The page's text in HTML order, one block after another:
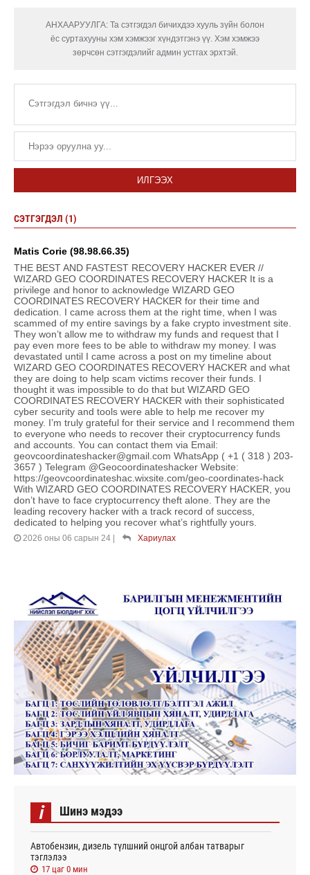
АНХААРУУЛГА: Та сэтгэгдэл бичихдээ хууль зүйн болон
ёс суртахууны хэм хэмжээг хүндэтгэнэ үү. Хэм хэмжээ
зөрчсөн сэтгэгдэлийг админ устгах эрхтэй.
ИЛГЭЭХ
СЭТГЭГДЭЛ (1)
Matis Corie (98.98.66.35)
THE BEST AND FASTEST RECOVERY HACKER EVER //
WIZARD GEO COORDINATES RECOVERY HACKER It is a
privilege and honor to acknowledge WIZARD GEO
COORDINATES RECOVERY HACKER for their time and
dedication. I came across them at the right time, when I was
scammed of my entire savings by a fake crypto investment site.
They won’t allow me to withdraw my funds and request that I
pay even more fees to be able to withdraw my money. I was
devastated until I came across a post on my timeline about
WIZARD GEO COORDINATES RECOVERY HACKER and what
they are doing to help scam victims recover their funds. I
thought it was impossible to do that but WIZARD GEO
COORDINATES RECOVERY HACKER with their sophisticated
cyber security and tools were able to help me recover my
money. I’m truly grateful for their service and I recommend them
to everyone who needs to recover their cryptocurrency funds
and accounts. You can contact them via Email:
geovcoordinateshacker@gmail.com WhatsApp ( +1 ( 318 ) 203-
3657 ) Telegram @Geocoordinateshacker Website:
https://geovcoordinateshac.wixsite.com/geo-coordinates-hack
With WIZARD GEO COORDINATES RECOVERY HACKER, you
don’t have to face cryptocurrency theft alone. They are the
leading recovery hacker with a track record of success,
dedicated to helping you recover what’s rightfully yours.
2026 оны 06 сарын 24 | Хариулах
i Шинэ мэдээ
Автобензин, дизель түлшний онцгой албан татварыг
тэглэлээ
17 цаг 0 мин